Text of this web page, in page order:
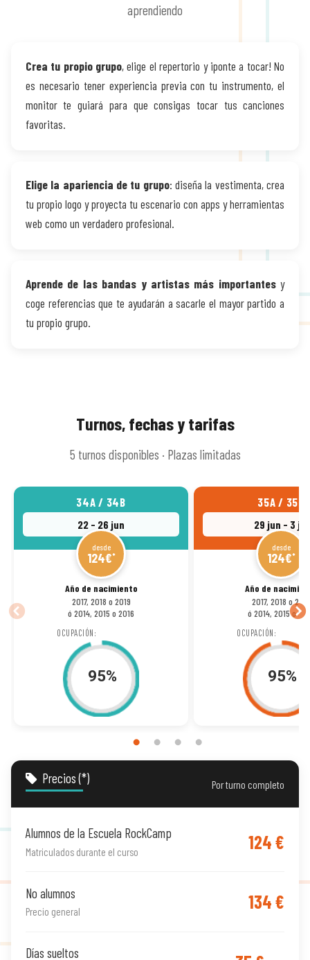
aprendiendo
Crea tu propio grupo, elige el repertorio y ¡ponte a tocar! No
es necesario tener experiencia previa con tu instrumento, el
monitor te guiará para que consigas tocar tus canciones
favoritas.
Talleres
Elige la apariencia de tu grupo: diseña la vestimenta, crea
tu propio logo y proyecta tu escenario con apps y herramientas
web como un verdadero profesional.
Historia del Rock
Aprende de las bandas y artistas más importantesy
coge referencias que te ayudarán a sacarle el mayor partido a
tu propio grupo.
Turnos, fechas y tarifas
5 turnos disponibles · Plazas limitadas
34A / 34B
22 - 26 jun
desde
124€*
Año de nacimiento
2017, 2018 o 2019
ó 2014, 2015 o 2016
OCUPACIÓN:
35A / 35B
29 jun - 3 jul
desde
124€*
Año de
2017, 2018 o 2019
ó 2014, 2015 o
OCUPACIÓN:
Precios(*) Por turno completo
Alumnos de la Escuela RockCamp
Matriculados durante el curso 124 €
No alumnos
Precio general 134 €
Días sueltos